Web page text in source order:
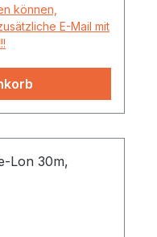
können,
E-Mail mit